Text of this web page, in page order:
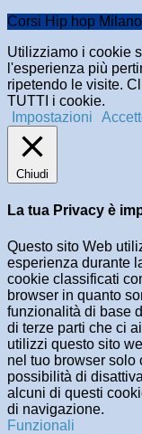
Corsi Hip hop
Utilizziamo i cookie
l'esperienza più
ripetendo le visite.
TUTTI i cookie.
Impostazioni
Chiudi
La tua Privacy è
Questo sito Web
esperienza durante
cookie classificati
browser in quanto
funzionalità di base
di terze parti che ci
utilizzi questo sito
nel tuo browser solo
possibilità di
alcuni di questi
di navigazione.
Funzionali